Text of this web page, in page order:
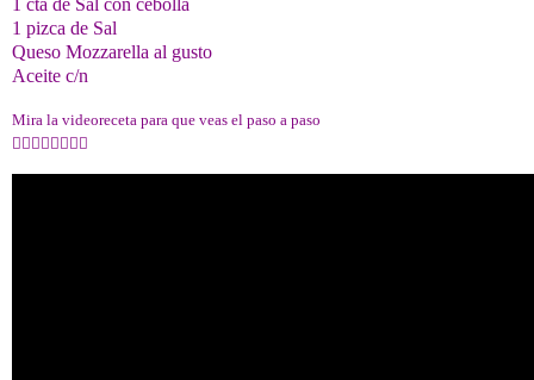
1 cta de Sal con cebolla
1 pizca de Sal
Queso Mozzarella al gusto
Aceite c/n
Mira la videoreceta para que veas el paso a paso
👇🏻👇🏻👇🏻👇🏻